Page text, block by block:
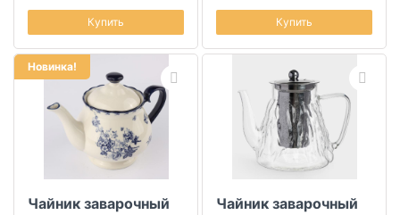
Купить Купить
Новинка!
Чайник заварочный
Чайник заварочный